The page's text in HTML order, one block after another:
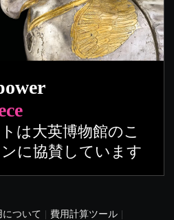
は大英博物館のこ
に協賛しています
について
費用計算ツール